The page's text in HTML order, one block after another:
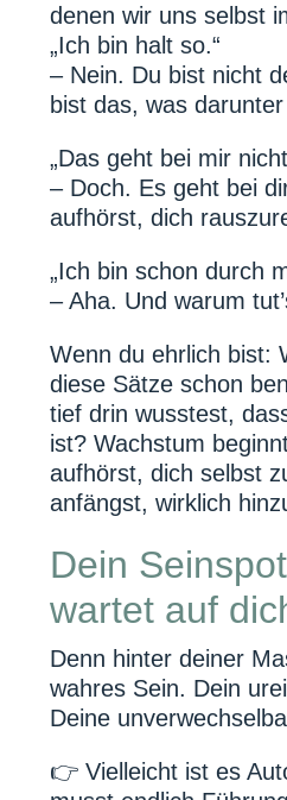
denen wir uns selbst
„Ich bin halt so.“
– Nein. Du bist nicht
bist das, was
„Das geht bei mir
– Doch. Es geht bei
aufhörst, dich
„Ich bin schon durch
– Aha. Und warum
Wenn du ehrlich bist:
diese Sätze schon
tief drin wusstest,
ist? Wachstum
aufhörst, dich selbst
anfängst, wirklich
Dein
wartet auf
Denn hinter deiner
wahres Sein. Dein
Deine
👉 Vielleicht ist es